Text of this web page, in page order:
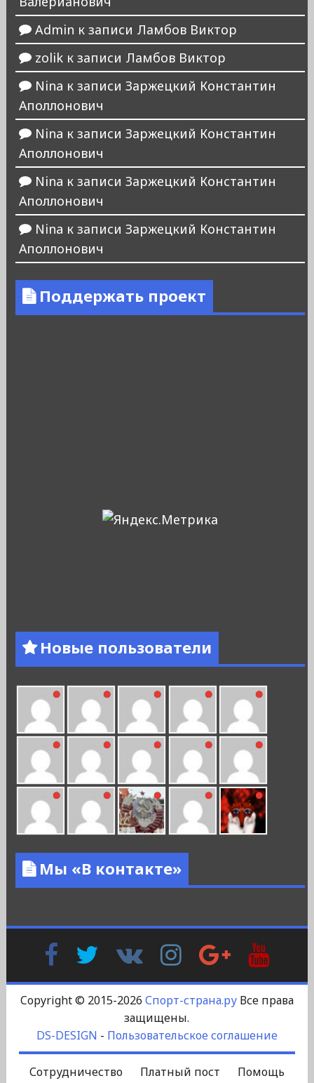
Admin к записи Ламбов Виктор
zolikк записи Ламбов Виктор
Nina к записи Заржецкий Константин
Аполлонович
Nina к записи Заржецкий Константин
Аполлонович
Nina к записи Заржецкий Константин
Аполлонович
Nina к записи Заржецкий Константин
Аполлонович
Поддержать проект
Новые пользователи
Мы «В контакте»
FacebookTwitter
Контакте
InstagramGoogle
Plus
Copyright © 2015-2026 Спорт-страна.руВсе права
защищены.
DS-DESIGN - Пользовательское соглашение
Сотрудничество Платный пост
Помощь